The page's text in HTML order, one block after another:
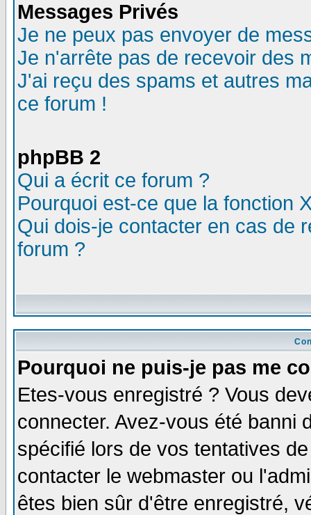
Messages Privés
Je ne peux pas envoyer de
Je n'arrête pas de recevoir des
J'ai reçu des spams et autres
ce forum !
phpBB 2
Qui a écrit ce forum ?
Pourquoi est-ce que la fonction
Qui dois-je contacter en cas de
forum ?
Pourquoi ne puis-je pas me
Etes-vous enregistré ? Vous
connecter. Avez-vous été banni
spécifié lors de vos tentatives
contacter le webmaster ou
êtes bien sûr d'être enregistré,